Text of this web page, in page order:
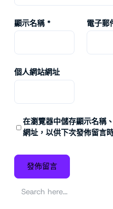
顯示名稱 * 電子郵
個人網站網址
在瀏覽器中儲存顯示名稱
網址，以供下次發佈留言